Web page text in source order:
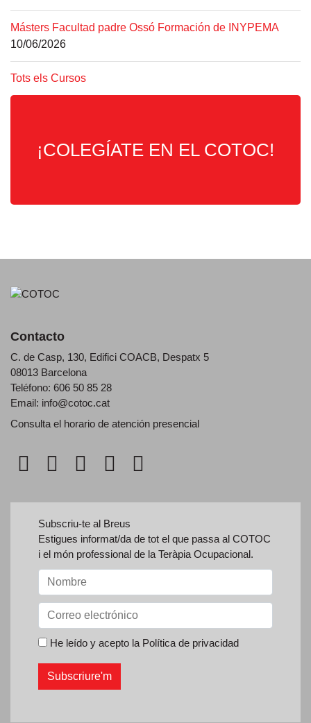
Másters Facultad padre Ossó Formación de INYPEMA
10/06/2026
Tots els Cursos
¡COLEGÍATE EN EL COTOC!
Contacto
C. de Casp, 130, Edifici COACB, Despatx 5
08013 Barcelona
Teléfono: 606 50 85 28
Email: info@cotoc.cat
Consulta el horario de atención presencial
Subscriu-te al Breus
Estigues informat/da de tot el que passa al COTOC
i el món professional de la Teràpia Ocupacional.
He leído y acepto la Política de privacidad